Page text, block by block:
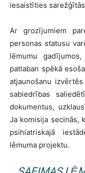
iesaistīties
Ar grozījumiem
personas statusu
lēmumu
patlaban spēkā
atjaunošanu
sabiedrības
dokumentus,
Ja komisija secinās,
psihiatriskajā
lēmuma projektu.